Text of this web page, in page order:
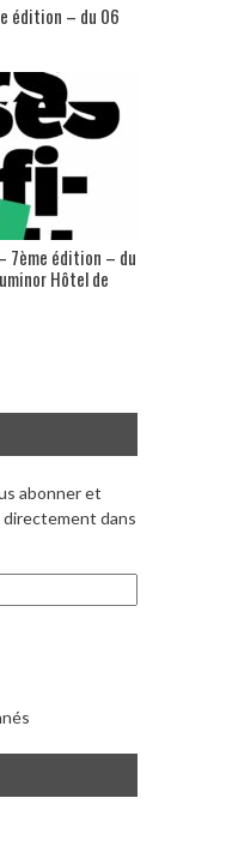
édition – du 06
7ème édition – du
Hôtel de
abonner et
dans